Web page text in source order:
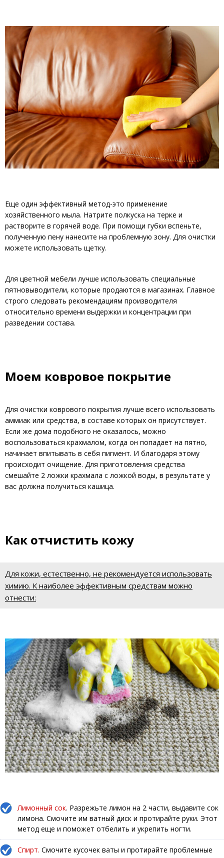
Еще один эффективный метод-это применение
хозяйственного мыла. Натрите полкуска на терке и
растворите в горячей воде. При помощи губки вспеньте,
полученную пену нанесите на проблемную зону. Для очистки
можете использовать щетку.
Для цветной мебели лучше использовать специальные
пятновыводители, которые продаются в магазинах. Главное
строго следовать рекомендациям производителя
относительно времени выдержки и концентрации при
разведении состава.
Моем ковровое покрытие
Для очистки коврового покрытия лучше всего использовать
аммиак или средства, в составе которых он присутствует.
Если же дома подобного не оказалось, можно
воспользоваться крахмалом, когда он попадает на пятно,
начинает впитывать в себя пигмент. И благодаря этому
происходит очищение. Для приготовления средства
смешайте 2 ложки крахмала с ложкой воды, в результате у
вас должна получиться кашица.
Как отчистить кожу
Для кожи, естественно, не рекомендуется использовать
химию. К наиболее эффективным средствам можно
отнести:
Лимонный сок. Разрежьте лимон на 2 части, выдавите сок
лимона. Смочите им ватный диск и протирайте руки. Этот
метод еще и поможет отбелить и укрепить ногти.
Спирт. Смочите кусочек ваты и протирайте проблемные